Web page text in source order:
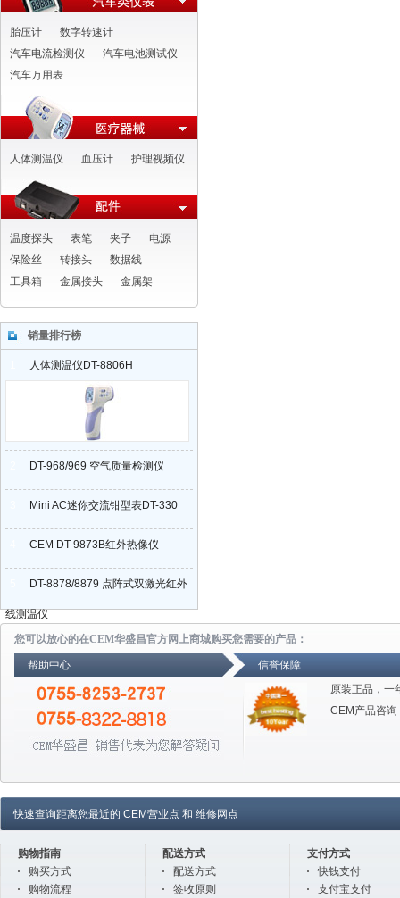
胎压计
数字转速计
汽车电流检测仪
汽车电池测试仪
汽车万用表
人体测温仪 血压计 护理视频仪
温度探头 表笔 夹子
电源
保险丝
转接头
数据线
工具箱
金属接头 金属架
销量排行榜
人体测温仪DT-8806H
DT-968/969 空气质量检测仪
Mini AC迷你交流钳型表DT-330
CEM DT-9873B红外热像仪
DT-8878/8879 点阵式双激光红外
线测温仪
您可以放心的在CEM华盛昌官方网上商城购买您需要的产品：
帮助中心
信誉保障
原装正品，一
CEM产品咨询
快速查询距离您最近的 CEM营业点 和 维修网点
购物指南
购买方式
购物流程
配送方式
配送方式
签收原则
支付方式
快钱支付
支付宝支付